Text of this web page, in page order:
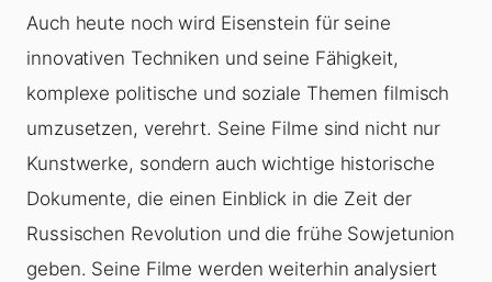
Auch heute noch wird Eisenstein für seine
innovativen Techniken und seine Fähigkeit,
komplexe politische und soziale Themen filmisch
umzusetzen, verehrt. Seine Filme sind nicht nur
Kunstwerke, sondern auch wichtige historische
Dokumente, die einen Einblick in die Zeit der
Russischen Revolution und die frühe Sowjetunion
geben. Seine Filme werden weiterhin analysiert